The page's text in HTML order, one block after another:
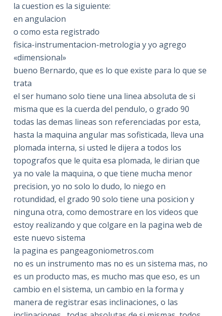
la cuestion es la siguiente:
en angulacion
o como esta registrado
fisica-instrumentacion-metrologia y yo agrego
«dimensional»
bueno Bernardo, que es lo que existe para lo que se
trata
el ser humano solo tiene una linea absoluta de si
misma que es la cuerda del pendulo, o grado 90
todas las demas lineas son referenciadas por esta,
hasta la maquina angular mas sofisticada, lleva una
plomada interna, si usted le dijera a todos los
topografos que le quita esa plomada, le dirian que
ya no vale la maquina, o que tiene mucha menor
precision, yo no solo lo dudo, lo niego en
rotundidad, el grado 90 solo tiene una posicion y
ninguna otra, como demostrare en los videos que
estoy realizando y que colgare en la pagina web de
este nuevo sistema
la pagina es pangeagoniometros.com
no es un instrumento mas no es un sistema mas, no
es un producto mas, es mucho mas que eso, es un
cambio en el sistema, un cambio en la forma y
manera de registrar esas inclinaciones, o las